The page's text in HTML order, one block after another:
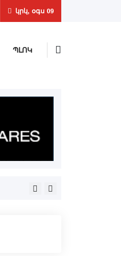
կրկ, օգս 09
ՊԼՈԿ
Երիտասարդ